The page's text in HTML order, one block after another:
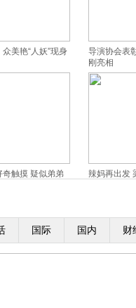
美艳“人妖”现身
导演协会表
刚亮相
触摸 疑似弟弟
辣妈再出发
国际 国内 财